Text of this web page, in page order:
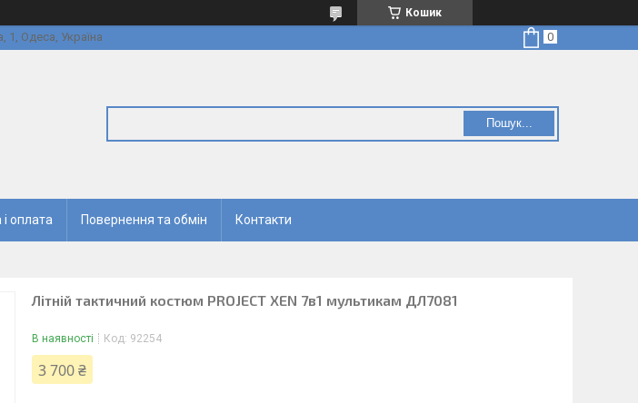
Кошик
1, Одеса, Україна
Пошук...
оплата Повернення та обмін Контакти
Літній тактичний костюм PROJECT XEN 7в1 мультикам ДЛ7081
В наявності Код: 92254
3 700 ₴